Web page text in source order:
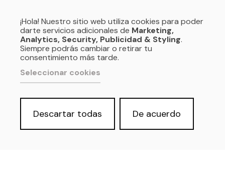
¡Hola! Nuestro sitio web utiliza cookies para poder
darte servicios adicionales de Marketing,
Analytics, Security, Publicidad & Styling.
Siempre podrás cambiar o retirar tu
consentimiento más tarde.
Seleccionar cookies
Descartar todas De acuerdo